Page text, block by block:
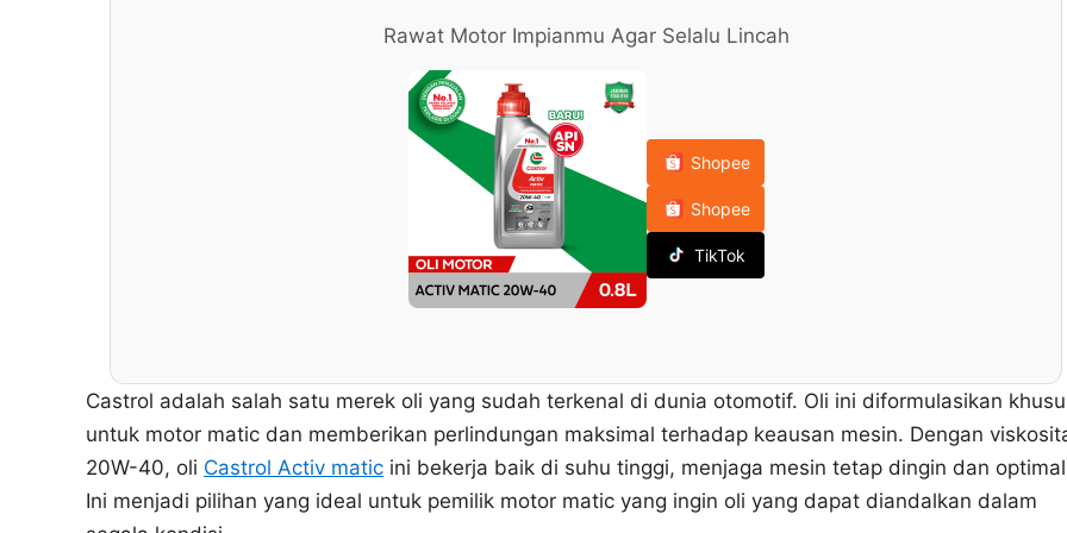
Rawat Motor Impianmu Agar Selalu Lincah
Shopee
Shopee
TikTok
Castrol adalah salah satu merek oli yang sudah terkenal di dunia otomotif. Oli ini diformulasikan
untuk motor matic dan memberikan perlindungan maksimal terhadap keausan mesin. Dengan
20W-40, oli Castrol Activ matic ini bekerja baik di suhu tinggi, menjaga mesin tetap dingin dan
Ini menjadi pilihan yang ideal untuk pemilik motor matic yang ingin oli yang dapat diandalkan dalam